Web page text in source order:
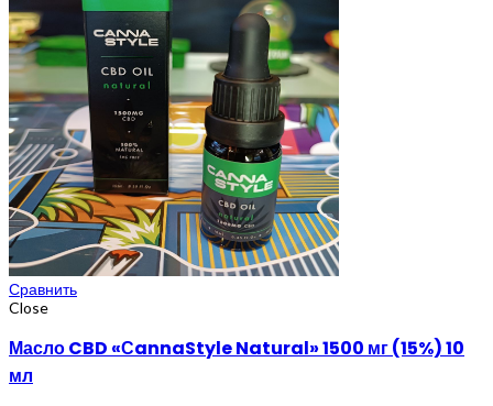
Сравнить
Close
Масло CBD «СannaStyle Natural» 1500 мг (15%) 10
мл